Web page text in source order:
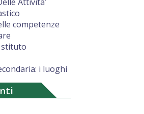
competenze
i luoghi